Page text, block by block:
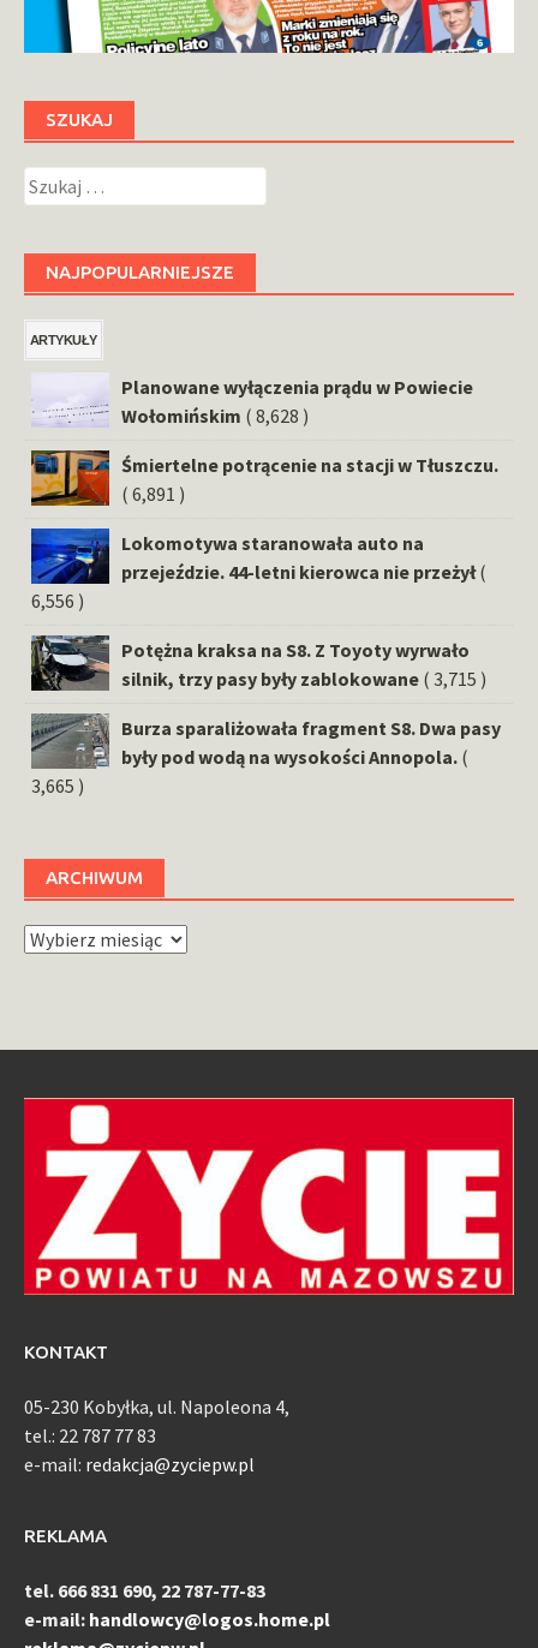
SZUKAJ
Szukaj:
NAJPOPULARNIEJSZE
ARTYKUŁY
Planowane wyłączenia prądu w Powiecie
Wołomińskim ( 8,628 )
Śmiertelne potrącenie na stacji w Tłuszczu.
( 6,891 )
Lokomotywa staranowała auto na
przejeździe. 44-letni kierowca nie przeżył (
6,556 )
Potężna kraksa na S8. Z Toyoty wyrwało
silnik, trzy pasy były zablokowane ( 3,715 )
Burza sparaliżowała fragment S8. Dwa pasy
były pod wodą na wysokości Annopola. (
3,665 )
ARCHIWUM
Archiwum
KONTAKT
05-230 Kobyłka, ul. Napoleona 4,
tel.: 22 787 77 83
e-mail: redakcja@zyciepw.pl
REKLAMA
tel. 666 831 690, 22 787-77-83
e-mail: handlowcy@logos.home.pl